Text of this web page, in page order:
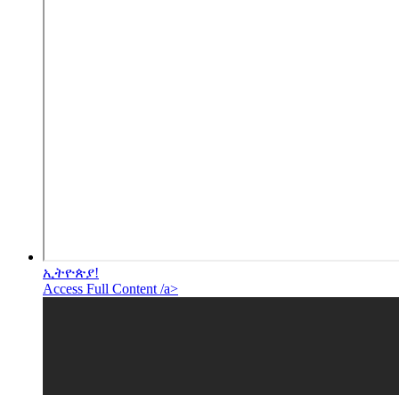
ኢትዮጵያ!
Access Full Content /a>